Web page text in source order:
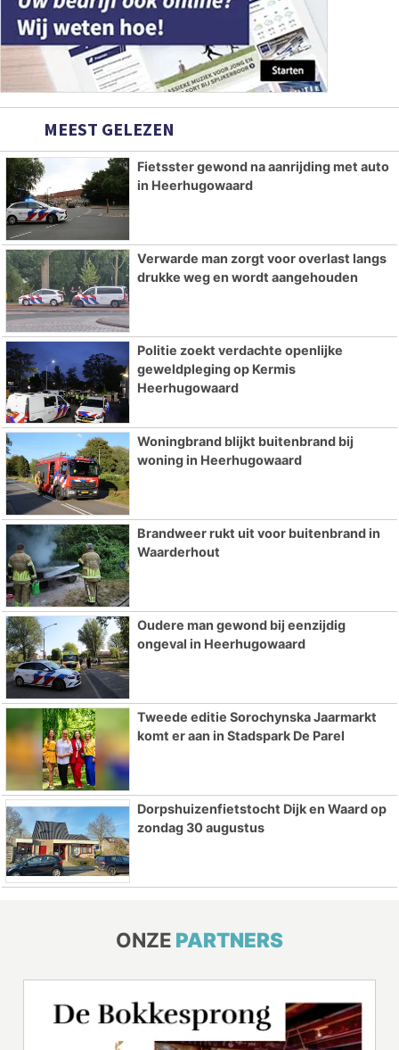
MEEST GELEZEN
Fietsster gewond na aanrijding met auto
in Heerhugowaard
Verwarde man zorgt voor overlast langs
drukke weg en wordt aangehouden
Politie zoekt verdachte openlijke
geweldpleging op Kermis
Heerhugowaard
Woningbrand blijkt buitenbrand bij
woning in Heerhugowaard
Brandweer rukt uit voor buitenbrand in
Waarderhout
Oudere man gewond bij eenzijdig
ongeval in Heerhugowaard
Tweede editie Sorochynska Jaarmarkt
komt er aan in Stadspark De Parel
Dorpshuizenfietstocht Dijk en Waard op
zondag 30 augustus
ONZE PARTNERS